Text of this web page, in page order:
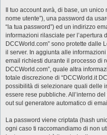
Il tuo account avrà, di base, un
nome utente”), una password da
“la tua password”) ed un indirizzo
informazioni rilasciate per l’apertura
DCCWorld.com” sono protette dalle
il server. In aggiunta alle
email richiesti durante il processo di
DCCWorld.com”, quale altra
totale discrezione di “DCCWorld.it
possibilità di selezionare quali delle
essere rese pubbliche. All’interno
out sul generatore automatico di
La password viene criptata (hash
ogni caso ti raccomandiamo di non